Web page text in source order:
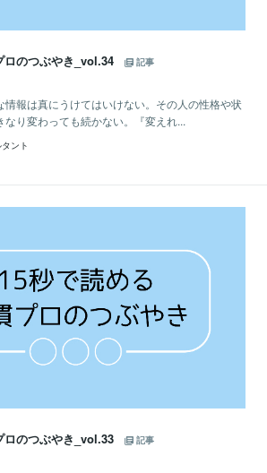
のつぶやき_vol.34
記事
情報は真にうけてはいけない。その人の性格や状
り変わっても続かない。『変えれ...
ント
のつぶやき_vol.33
記事